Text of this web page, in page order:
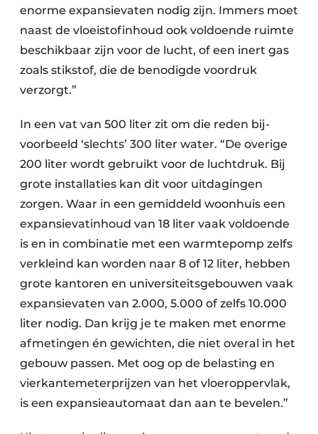
enorme expansievaten nodig zijn. Immers moet
naast de vloeistofinhoud ook voldoende ruimte
beschikbaar zijn voor de lucht, of een inert gas
zoals stikstof, die de benodigde voordruk
verzorgt.”
In een vat van 500 liter zit om die reden bij­
voorbeeld ‘slechts’ 300 liter water. “De overige
200 liter wordt gebruikt voor de luchtdruk. Bij
grote installaties kan dit voor uitdagingen
zorgen. Waar in een gemiddeld woonhuis een
expansievatinhoud van 18 liter vaak voldoende
is en in combinatie met een warmtepomp zelfs
verkleind kan worden naar 8 of 12 liter, hebben
grote kantoren en universiteitsgebouwen vaak
expansievaten van 2.000, 5.000 of zelfs 10.000
liter nodig. Dan krijg je te maken met enorme
afmetingen én gewichten, die niet overal in het
gebouw passen. Met oog op de belasting en
vierkantemeterprijzen van het vloeroppervlak,
is een expansieautomaat dan aan te bevelen.”